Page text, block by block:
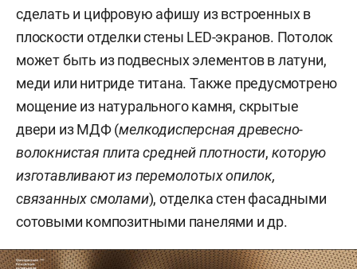
сделать и цифровую афишу из встроенных в
плоскости отделки стены LED-экранов. Потолок
может быть из подвесных элементов в латуни,
меди или нитриде титана. Также предусмотрено
мощение из натурального камня, скрытые
двери из МДФ (мелкодисперсная древесно-
волокнистая плита средней плотности, которую
изготавливают из перемолотых опилок,
связанных смолами), отделка стен фасадными
сотовыми композитными панелями и др.